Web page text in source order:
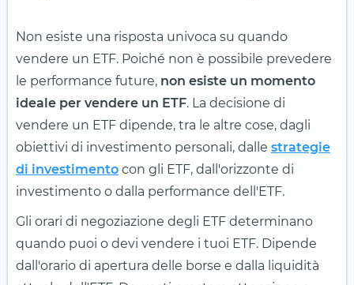
Non esiste una risposta univoca su quando
vendere un ETF. Poiché non è possibile prevedere
le performance future, non esiste un momento
ideale per vendere un ETF. La decisione di
vendere un ETF dipende, tra le altre cose, dagli
obiettivi di investimento personali, dalle strategie
di investimento con gli ETF, dall'orizzonte di
investimento o dalla performance dell'ETF.
Gli orari di negoziazione degli ETF determinano
quando puoi o devi vendere i tuoi ETF. Dipende
dall'orario di apertura delle borse e dalla liquidità